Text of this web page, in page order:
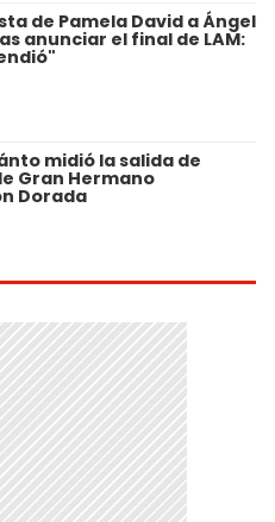
de Pamela David a Ángel
anunciar el final de LAM:
midió la salida de
Gran Hermano
Dorada